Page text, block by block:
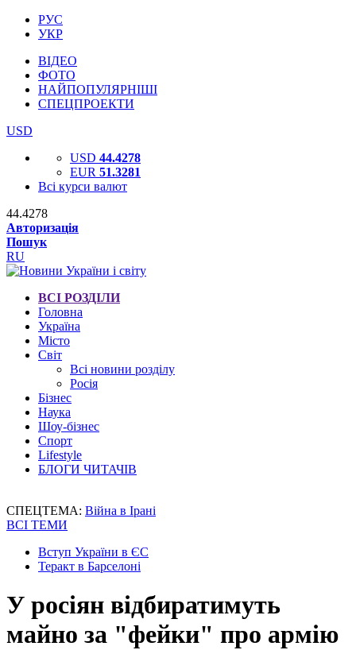
РУС
УКР
ВІДЕО
ФОТО
НАЙПОПУЛЯРНІШІ
СПЕЦПРОЕКТИ
USD
USD 44.4278
EUR 51.3281
Всі курси валют
44.4278
Авторизація
Пошук
RU
ВСІ РОЗДІЛИ
Головна
Україна
Місто
Світ
Всі новини розділу
Росія
Бізнес
Наука
Шоу-бізнес
Спорт
Lifestyle
БЛОГИ ЧИТАЧІВ
СПЕЦТЕМА: Війна в Ірані
ВСІ ТЕМИ
Вступ України в ЄС
Теракт в Барселоні
У росіян відбиратимуть
майно за "фейки" про армію